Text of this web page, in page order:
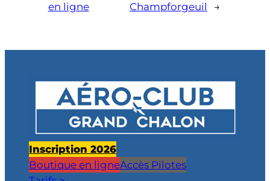
en ligne
Champforgeuil
→
Inscription 2026
Boutique en ligneAccès Pilotes